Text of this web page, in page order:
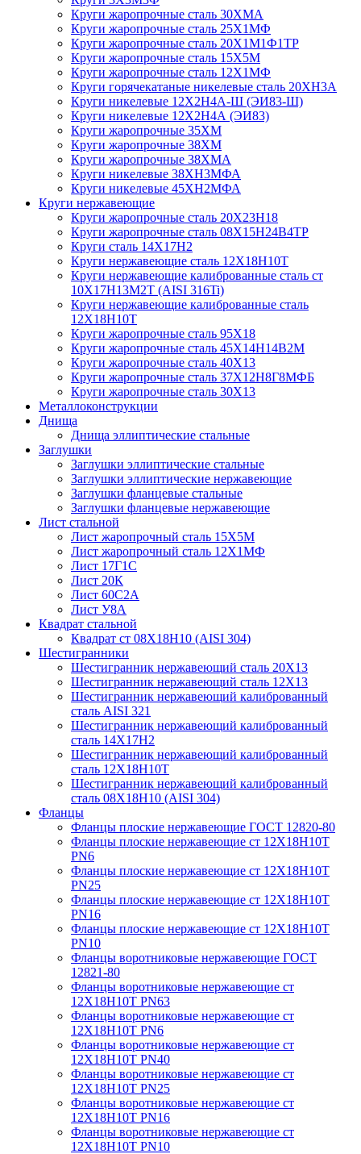
Круги жаропрочные сталь 30ХМА
Круги жаропрочные сталь 25Х1МФ
Круги жаропрочные сталь 20Х1М1Ф1ТР
Круги жаропрочные сталь 15Х5М
Круги жаропрочные сталь 12Х1МФ
Круги горячекатаные никелевые сталь 20ХН3А
Круги никелевые 12Х2Н4А-Ш (ЭИ83-Ш)
Круги никелевые 12Х2Н4А (ЭИ83)
Круги жаропрочные 35ХМ
Круги жаропрочные 38ХМ
Круги жаропрочные 38ХМА
Круги никелевые 38XH3MФА
Круги никелевые 45ХН2МФА
Круги нержавеющие
Круги жаропрочные сталь 20Х23Н18
Круги жаропрочные сталь 08Х15Н24В4ТР
Круги сталь 14Х17Н2
Круги нержавеющие сталь 12Х18Н10Т
Круги нержавеющие калиброванные сталь ст
10Х17Н13М2Т (AISI 316Ti)
Круги нержавеющие калиброванные сталь
12Х18Н10Т
Круги жаропрочные сталь 95Х18
Круги жаропрочные сталь 45Х14Н14В2М
Круги жаропрочные сталь 40Х13
Круги жаропрочные сталь 37Х12Н8Г8МФБ
Круги жаропрочные сталь 30Х13
Металлоконструкции
Днища
Днища эллиптические стальные
Заглушки
Заглушки эллиптические стальные
Заглушки эллиптические нержавеющие
Заглушки фланцевые стальные
Заглушки фланцевые нержавеющие
Лист стальной
Лист жаропрочный сталь 15Х5М
Лист жаропрочный сталь 12Х1МФ
Лист 17Г1С
Лист 20К
Лист 60С2А
Лист У8А
Квадрат стальной
Квадрат ст 08Х18Н10 (AISI 304)
Шестигранники
Шестигранник нержавеющий сталь 20Х13
Шестигранник нержавеющий сталь 12Х13
Шестигранник нержавеющий калиброванный
сталь AISI 321
Шестигранник нержавеющий калиброванный
сталь 14Х17Н2
Шестигранник нержавеющий калиброванный
сталь 12Х18Н10Т
Шестигранник нержавеющий калиброванный
сталь 08Х18Н10 (AISI 304)
Фланцы
Фланцы плоские нержавеющие ГОСТ 12820-80
Фланцы плоские нержавеющие ст 12Х18Н10Т
PN6
Фланцы плоские нержавеющие ст 12Х18Н10Т
PN25
Фланцы плоские нержавеющие ст 12Х18Н10Т
PN16
Фланцы плоские нержавеющие ст 12Х18Н10Т
PN10
Фланцы воротниковые нержавеющие ГОСТ
12821-80
Фланцы воротниковые нержавеющие ст
12Х18Н10Т PN63
Фланцы воротниковые нержавеющие ст
12Х18Н10Т PN6
Фланцы воротниковые нержавеющие ст
12Х18Н10Т PN40
Фланцы воротниковые нержавеющие ст
12Х18Н10Т PN25
Фланцы воротниковые нержавеющие ст
12Х18Н10Т PN16
Фланцы воротниковые нержавеющие ст
12Х18Н10Т PN10